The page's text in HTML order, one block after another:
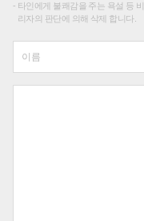
타인에게 불쾌감을 주는 욕설 등
리자의 판단에 의해 삭제 합니다.